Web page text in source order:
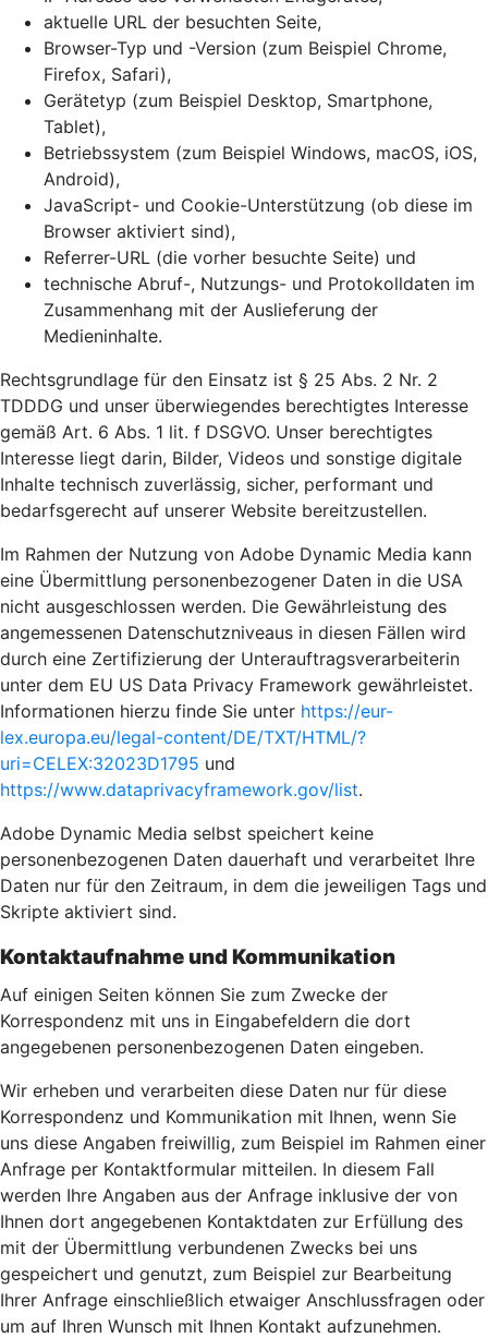
aktuelle URL der besuchten Seite,
Browser-Typ und -Version (zum Beispiel Chrome,
Firefox, Safari),
Gerätetyp (zum Beispiel Desktop, Smartphone,
Tablet),
Betriebssystem (zum Beispiel Windows, macOS, iOS,
Android),
JavaScript- und Cookie-Unterstützung (ob diese im
Browser aktiviert sind),
Referrer-URL (die vorher besuchte Seite) und
technische Abruf-, Nutzungs- und Protokolldaten im
Zusammenhang mit der Auslieferung der
Medieninhalte.
Rechtsgrundlage für den Einsatz ist § 25 Abs. 2 Nr. 2
TDDDG und unser überwiegendes berechtigtes Interesse
gemäß Art. 6 Abs. 1 lit. f DSGVO. Unser berechtigtes
Interesse liegt darin, Bilder, Videos und sonstige digitale
Inhalte technisch zuverlässig, sicher, performant und
bedarfsgerecht auf unserer Website bereitzustellen.
Im Rahmen der Nutzung von Adobe Dynamic Media kann
eine Übermittlung personenbezogener Daten in die USA
nicht ausgeschlossen werden. Die Gewährleistung des
angemessenen Datenschutzniveaus in diesen Fällen wird
durch eine Zertifizierung der Unterauftragsverarbeiterin
unter dem EU US Data Privacy Framework gewährleistet.
Informationen hierzu finde Sie unter https://eur-
lex.europa.eu/legal-content/DE/TXT/HTML/?
uri=CELEX:32023D1795 und
https://www.dataprivacyframework.gov/list.
Adobe Dynamic Media selbst speichert keine
personenbezogenen Daten dauerhaft und verarbeitet Ihre
Daten nur für den Zeitraum, in dem die jeweiligen Tags und
Skripte aktiviert sind.
Kontaktaufnahme und Kommunikation
Auf einigen Seiten können Sie zum Zwecke der
Korrespondenz mit uns in Eingabefeldern die dort
angegebenen personenbezogenen Daten eingeben.
Wir erheben und verarbeiten diese Daten nur für diese
Korrespondenz und Kommunikation mit Ihnen, wenn Sie
uns diese Angaben freiwillig, zum Beispiel im Rahmen einer
Anfrage per Kontaktformular mitteilen. In diesem Fall
werden Ihre Angaben aus der Anfrage inklusive der von
Ihnen dort angegebenen Kontaktdaten zur Erfüllung des
mit der Übermittlung verbundenen Zwecks bei uns
gespeichert und genutzt, zum Beispiel zur Bearbeitung
Ihrer Anfrage einschließlich etwaiger Anschlussfragen oder
um auf Ihren Wunsch mit Ihnen Kontakt aufzunehmen.